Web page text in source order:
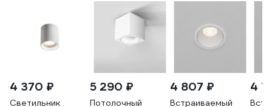
4 370 ₽
Светильник
5 290 ₽
Потолочный
4 807 ₽
Встраиваемый
4